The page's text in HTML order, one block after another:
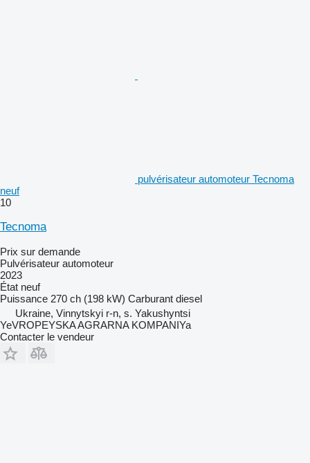
pulvérisateur automoteur Tecnoma
neuf
10
Tecnoma
Prix sur demande
Pulvérisateur automoteur
2023
État neuf
Puissance 270 ch (198 kW) Carburant diesel
Ukraine, Vinnytskyi r-n, s. Yakushyntsi
YeVROPEYSKA AGRARNA KOMPANIYa
Contacter le vendeur